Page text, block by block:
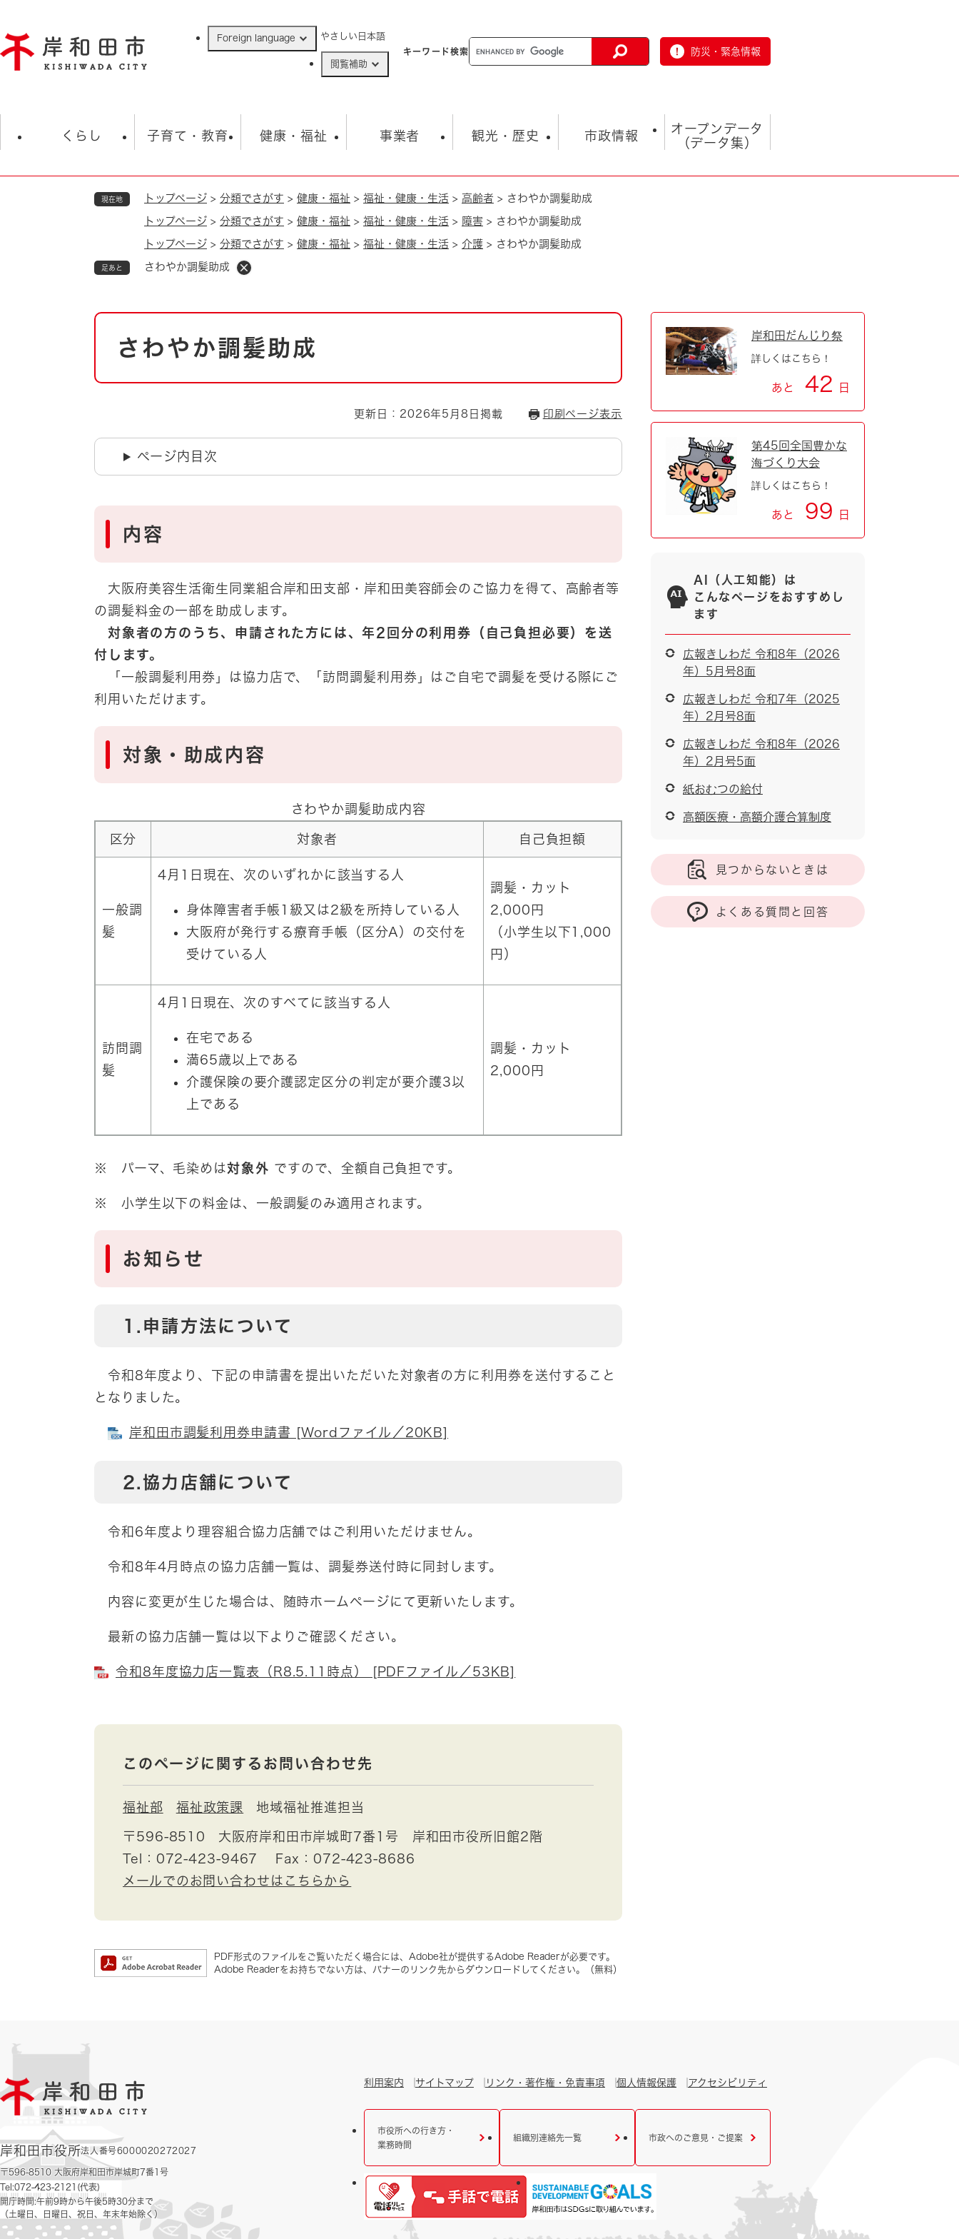
ジ
の
Foreign language やさしい日本語
閲覧補助
キーワード検索 防災・緊急情報
くらし
住民票・戸籍
ごみ・衛生・動物 救急・消防
おくやみ
道路・河川・交通
国際交流
子育て・教育
学校 子育て
健康・福祉
福祉・健康・生活 生涯学習・スポーツ
事業者
入札・契約情報 まちづくり・協働
とじる
観光・歴史
観光 観光スポット
市政情報
市の概要 総合計画
オープンデータ
（データ集）
オープンデータ
現在地 トップページ > 分類でさがす > 健康・福祉 > 福祉・健康・生活 > 高齢者 > さわやか調髪助成
トップページ > 分類でさがす > 健康・福祉 > 福祉・健康・生活 > 障害 > さわやか調髪助成
トップページ > 分類でさがす > 健康・福祉 > 福祉・健康・生活 > 介護 > さわやか調髪助成
足あと さわやか調髪助成
本
さわやか調髪助成
更新日：2026年5月8日掲載 印刷ページ表示
ページ内目次
内容
大阪府美容生活衛生同業組合岸和田支部・岸和田美容師会のご協力を得て、高齢者等
の調髪料金の一部を助成します。
対象者の方のうち、申請された方には、年2回分の利用券（自己負担必要）を送
付します。
「一般調髪利用券」は協力店で、「訪問調髪利用券」はご自宅で調髪を受ける際にご
利用いただけます。
対象・助成内容
さわやか調髪助成内容
区分 対象者 自己負担額
一般調
髪
4月1日現在、次のいずれかに該当する人
身体障害者手帳1級又は2級を所持している人
大阪府が発行する療育手帳（区分A）の交付を
受けている人
調髪・カット
2,000円
（小学生以下1,000
円）
訪問調
髪
4月1日現在、次のすべてに該当する人
在宅である
満65歳以上である
介護保険の要介護認定区分の判定が要介護3以
上である
調髪・カット
2,000円
※ パーマ、毛染めは対象外 ですので、全額自己負担です。
※ 小学生以下の料金は、一般調髪のみ適用されます。
お知らせ
1.申請方法について
令和8年度より、下記の申請書を提出いただいた対象者の方に利用券を送付すること
となりました。
岸和田市調髪利用券申請書 [Wordファイル／20KB]
2.協力店舗について
令和6年度より理容組合協力店舗ではご利用いただけません。
令和8年4月時点の協力店舗一覧は、調髪券送付時に同封します。
内容に変更が生じた場合は、随時ホームページにて更新いたします。
最新の協力店舗一覧は以下よりご確認ください。
令和8年度協力店一覧表（R8.5.11時点） [PDFファイル／53KB]
このページに関するお問い合わせ先
福祉部 福祉政策課 地域福祉推進担当
〒596-8510
大阪府岸和田市岸城町7番1号 岸和田市役所旧館2階
Tel：072-423-9467
Fax：072-423-8686
メールでのお問い合わせはこちらから
PDF形式のファイルをご覧いただく場合には、Adobe社が提供するAdobe Readerが必要です。
Adobe Readerをお持ちでない方は、バナーのリンク先からダウンロードしてください。（無料）
岸和田だんじり祭
詳しくはこちら！
あと 42 日
第45回全国豊かな
海づくり大会
詳しくはこちら！
あと 99 日
AI（人工知能）は
こんなページをおすすめし
ます
広報きしわだ 令和8年（2026
年）5月号8面
広報きしわだ 令和7年（2025
年）2月号8面
広報きしわだ 令和8年（2026
年）2月号5面
紙おむつの給付
高額医療・高額介護合算制度
見つからないときは
よくある質問と回答
岸和田市役所法人番号6000020272027
〒596-8510 大阪府岸和田市岸城町7番1号
Tel:072-423-2121(代表)
開庁時間:午前9時から午後5時30分まで
（土曜日、日曜日、祝日、年末年始除く）
利用案内 サイトマップ リンク・著作権・免責事項 個人情報保護 アクセシビリティ
市役所への行き方・
業務時間
組織別連絡先一覧 市政へのご意見・ご提案